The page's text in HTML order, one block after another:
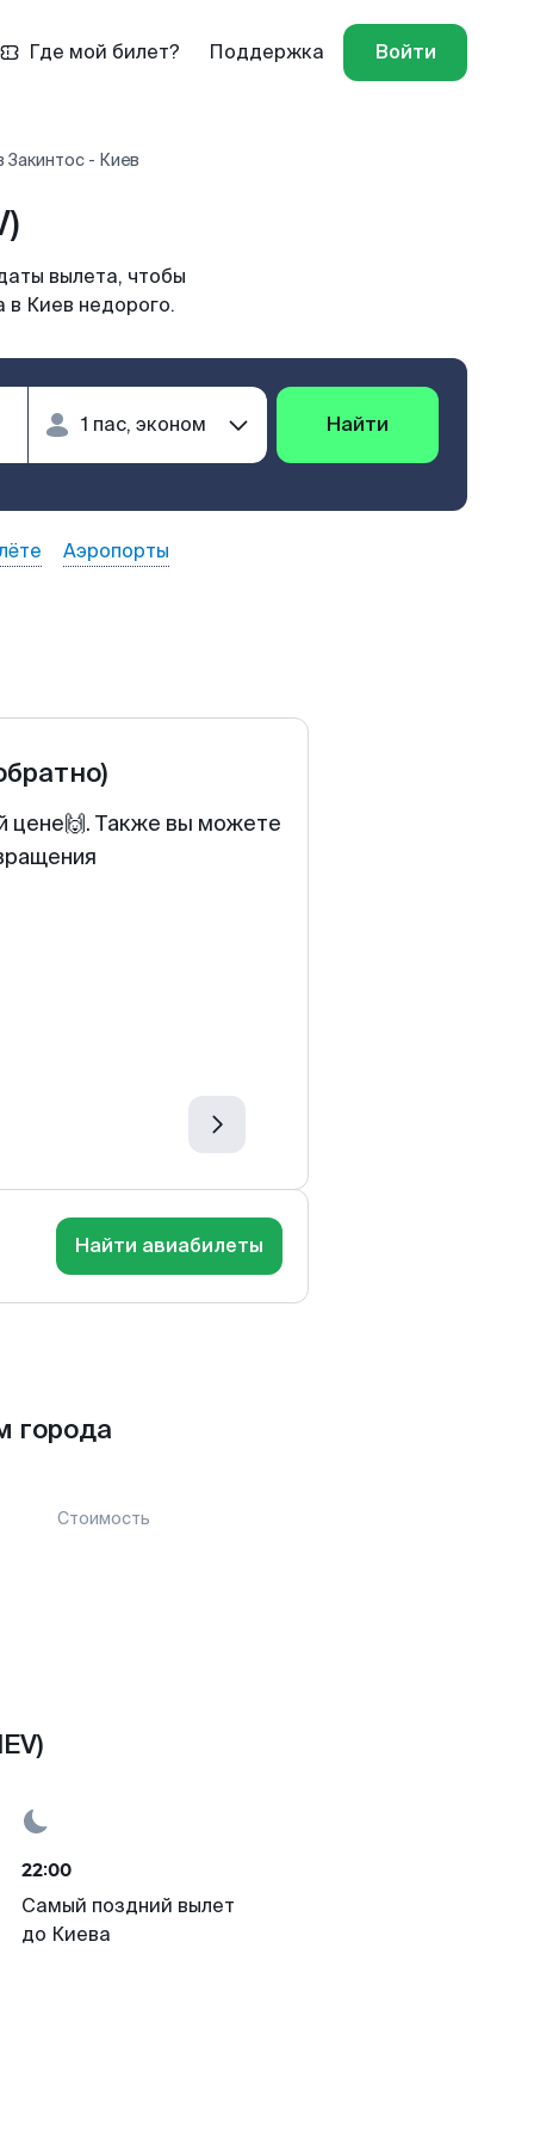
Где мой билет? Поддержка Войти
Закинтос - Киев
вылета, чтобы
в Киев недорого.
Найти
Аэропорты
цене🙌. Также вы можете
Найти авиабилеты
города
Стоимость
22:00
Самый поздний вылет
до Киева